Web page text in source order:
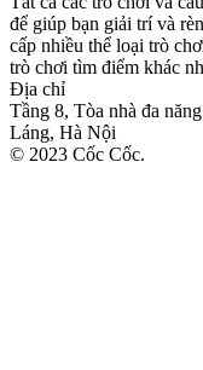
để giúp bạn giải trí và
cấp nhiều thể loại trò
trò chơi tìm điểm khác
Địa chỉ
Tầng 8, Tòa nhà đa
Láng, Hà Nội
© 2023 Cốc Cốc.